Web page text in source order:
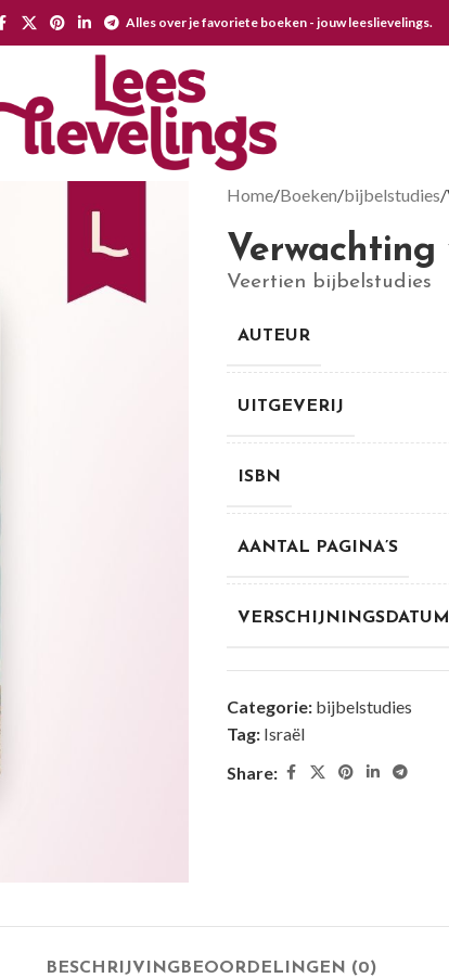
Alles over je favoriete boeken - jouw leeslievelings.
Home Boeken bijbelstudies
Verwachting
Veertien bijbelstudies
AUTEUR
UITGEVERIJ
ISBN
AANTAL PAGINA’S
VERSCHIJNINGSDATUM
Categorie: bijbelstudies
Tag: Israël
Share:
BESCHRIJVINGBEOORDELINGEN (0)